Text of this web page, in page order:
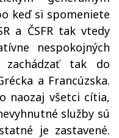
keď si spomeniete
a ČSFR tak vtedy
nespokojných
zachádzať tak do
a Francúzska.
naozaj všetci cítia,
služby sú
je zastavené.